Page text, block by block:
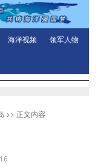
海洋视频 领军人物
>> 正文内容